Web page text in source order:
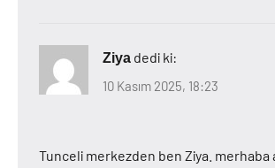
Ziya dedi ki:
10 Kasım 2025, 18:23
Tunceli merkezden ben Ziya. merhaba